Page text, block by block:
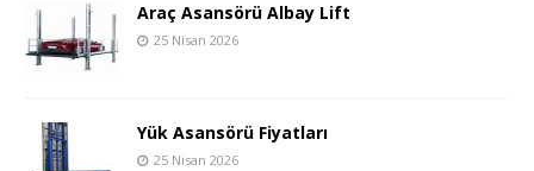
Araç Asansörü Albay Lift
25 Nisan 2026
Yük Asansörü Fiyatları
25 Nisan 2026